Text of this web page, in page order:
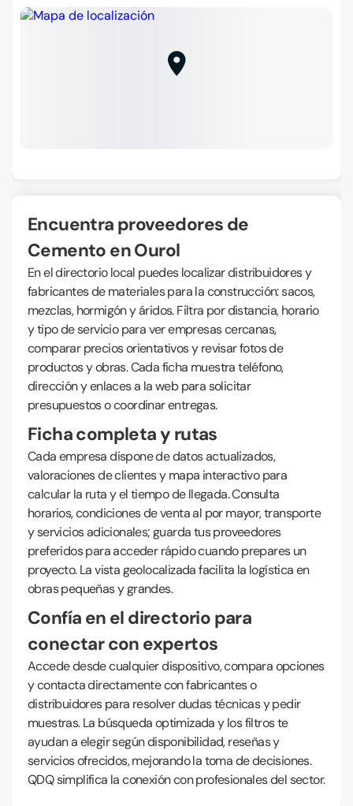
Encuentra proveedores de
Cemento en Ourol
En el directorio local puedes localizar distribuidores y
fabricantes de materiales para la construcción: sacos,
mezclas, hormigón y áridos. Filtra por distancia, horario
y tipo de servicio para ver empresas cercanas,
comparar precios orientativos y revisar fotos de
productos y obras. Cada ficha muestra teléfono,
dirección y enlaces a la web para solicitar
presupuestos o coordinar entregas.
Ficha completa y rutas
Cada empresa dispone de datos actualizados,
valoraciones de clientes y mapa interactivo para
calcular la ruta y el tiempo de llegada. Consulta
horarios, condiciones de venta al por mayor, transporte
y servicios adicionales; guarda tus proveedores
preferidos para acceder rápido cuando prepares un
proyecto. La vista geolocalizada facilita la logística en
obras pequeñas y grandes.
Confía en el directorio para
conectar con expertos
Accede desde cualquier dispositivo, compara opciones
y contacta directamente con fabricantes o
distribuidores para resolver dudas técnicas y pedir
muestras. La búsqueda optimizada y los filtros te
ayudan a elegir según disponibilidad, reseñas y
servicios ofrecidos, mejorando la toma de decisiones.
QDQ simplifica la conexión con profesionales del sector.